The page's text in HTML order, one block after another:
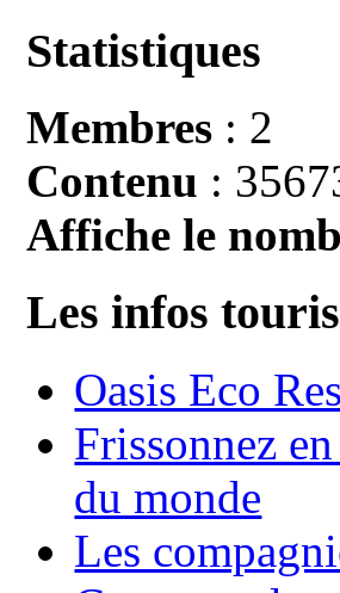
Statistiques
Membres : 2
Contenu :
Affiche le
Les infos
Oasis Eco
Frissonnez
du monde
Les